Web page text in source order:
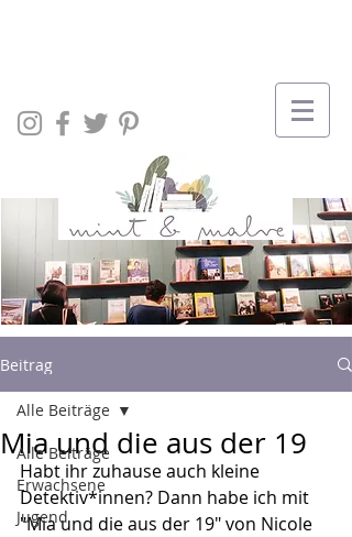
Beitrag
Alle Beiträge
Erwachsene
Jugend
Alle Beiträge
Mia und die aus der 19
Habt ihr zuhause auch kleine
Detektiv*innen? Dann habe ich mit
"Mia und die aus der 19" von Nicole